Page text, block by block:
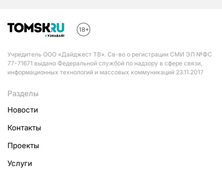
Учредитель ООО «Дайджест ТВ». Св-во о регистрации СМИ ЭЛ №ФС
77-71671 выдано Федеральной службой по надзору в сфере связи,
информационных технологий и массовых коммуникаций 23.11.2017
Разделы
Новости
Контакты
Проекты
Услуги